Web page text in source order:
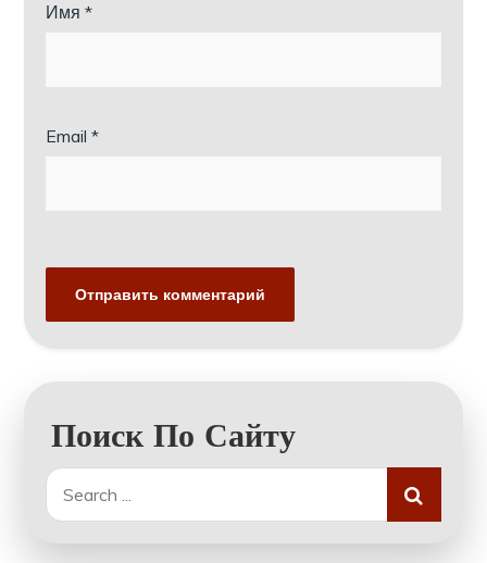
Имя*
Email*
Поиск По Сайту
Search
for: